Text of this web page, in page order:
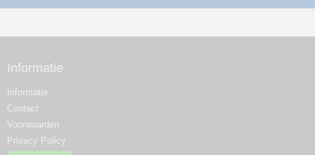
Informatie
Informatie
Contact
Voorwaarden
Privacy Policy